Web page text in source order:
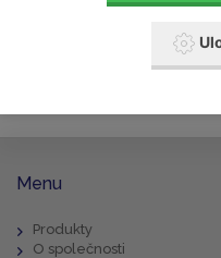
Revize
Menu
Produkty
O společnosti